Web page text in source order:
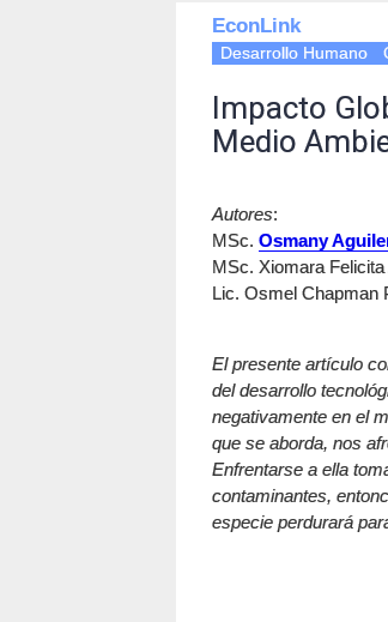
EconLink
Desarrollo Humano
Impacto
Medio
Autores:
MSc. Osmany
MSc. Xiomara
Lic. Osmel Chapman
El presente artículo
del desarrollo
negativamente en el
que se aborda, nos
Enfrentarse a ella
contaminantes,
especie perdurará